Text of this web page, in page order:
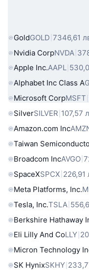
Популярни
GoldGOLD 7346,61
Nvidia CorpNVDA
Apple Inc.AAPL
Alphabet Inc Class A
Microsoft CorpMSFT
SilverSILVER 107,57
Amazon.com Inc
Taiwan
Broadcom IncAVGO
SpaceXSPCX 226,91
Meta Platforms, Inc.
Tesla, Inc.TSLA
Berkshire Hathaway
Eli Lilly And CoLLY
Micron Technology
SK HynixSKHY